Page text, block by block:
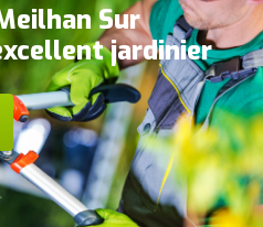
Sur
jardinier